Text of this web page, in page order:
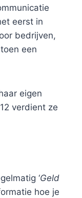
eerst in
bedrijven,
een
eigen
verdient ze
‘Geld
hoe je